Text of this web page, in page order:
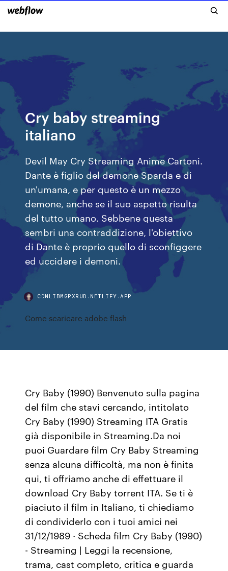
Cry baby streaming
italiano
Devil May Cry Streaming Anime Cartoni.
Dante è figlio del demone Sparda e di
un'umana, e per questo è un mezzo
demone, anche se il suo aspetto risulta
del tutto umano. Sebbene questa
sembri una contraddizione, l'obiettivo
di Dante è proprio quello di sconfiggere
ed uccidere i demoni.
CDNLIBMGPXRUD.NETLIFY.APP
Come scaricare adobe flash
Cry Baby (1990) Benvenuto sulla pagina
del film che stavi cercando, intitolato
Cry Baby (1990) Streaming ITA Gratis
già disponibile in Streaming.Da noi
puoi Guardare film Cry Baby Streaming
senza alcuna difficoltà, ma non è finita
qui, ti offriamo anche di effettuare il
download Cry Baby torrent ITA. Se ti è
piaciuto il film in Italiano, ti chiediamo
di condividerlo con i tuoi amici nei
31/12/1989 · Scheda film Cry Baby (1990)
- Streaming | Leggi la recensione,
trama, cast completo, critica e guarda